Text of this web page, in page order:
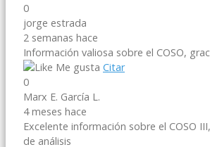
0
jorge estrada
2 semanas hace
Información valiosa sobre el COSO,
Me gusta Citar
0
Marx E. García L.
4 meses hace
Excelente información sobre el COSO
de análisis